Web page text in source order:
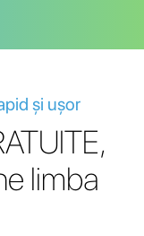
și ușor
limba